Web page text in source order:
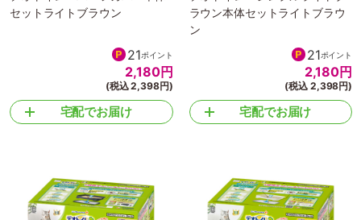
セットライトブラウン
21ポイント
2,180円
(税込 2,398円)
宅配でお届け
ラウン本体セットライトブラウ
ン
21ポイント
2,180円
(税込 2,398円)
宅配でお届け